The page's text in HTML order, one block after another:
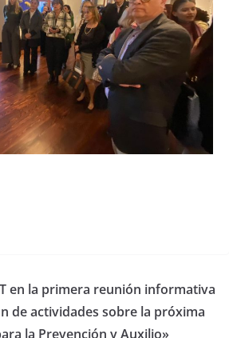
en la primera reunión informativa
de actividades sobre la próxima
la Prevención y Auxilio»